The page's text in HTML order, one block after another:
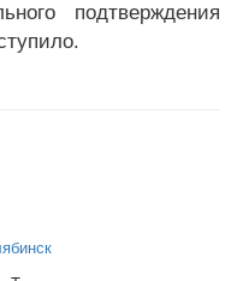
подтверждения